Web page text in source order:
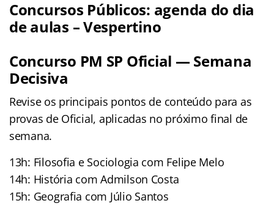
Concursos Públicos: agenda do dia
de aulas – Vespertino
Concurso PM SP Oficial — Semana
Decisiva
Revise os principais pontos de conteúdo para as
provas de Oficial, aplicadas no próximo final de
semana.
13h: Filosofia e Sociologia com Felipe Melo
14h: História com Admilson Costa
15h: Geografia com Júlio Santos